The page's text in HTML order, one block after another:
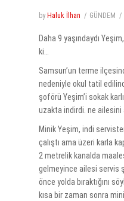
by Haluk İlhan GÜNDEM
Daha 9 yaşındaydı
ki…
Samsun’un terme
nedeniyle okul tatil
şoförü Yeşim’i sokak
uzakta indirdi. ne ailesini
Minik Yeşim, indi
çalıştı ama üzeri karla
2 metrelik kanalda
gelmeyince ailesi servis
önce yolda bıraktığını
kısa bir zaman sonra